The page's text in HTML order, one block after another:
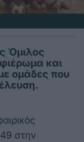
Όμιλος
και
ομάδες που
στην